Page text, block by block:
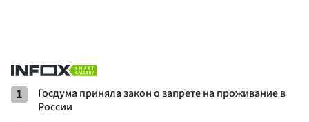
1
Госдума приняла закон о запрете на проживание в
России